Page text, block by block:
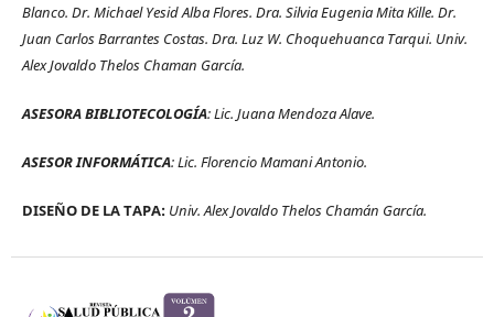
Blanco. Dr. Michael Yesid Alba Flores. Dra. Silvia Eugenia Mita Kille. Dr.
Juan Carlos Barrantes Costas. Dra. Luz W. Choquehuanca Tarqui. Univ.
Alex Jovaldo Thelos Chaman García.
ASESORA BIBLIOTECOLOGÍA: Lic. Juana Mendoza Alave.
ASESOR INFORMÁTICA: Lic. Florencio Mamani Antonio.
DISEÑO DE LA TAPA: Univ. Alex Jovaldo Thelos Chamán García.